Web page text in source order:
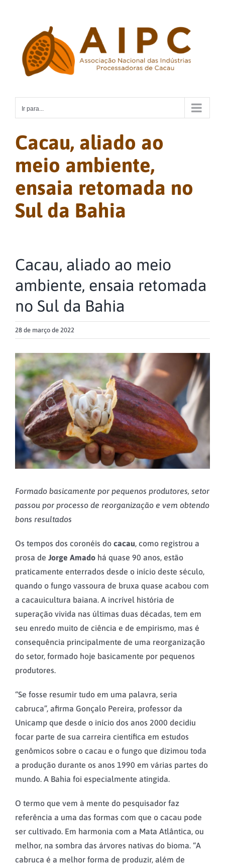
conteúdo
Ir para...
Cacau, aliado ao
meio ambiente,
ensaia retomada no
Sul da Bahia
Cacau, aliado ao meio
ambiente, ensaia retomada
no Sul da Bahia
28 de março de 2022
View
Larger
Image
Formado basicamente por pequenos produtores, setor
passou por processo de reorganização e vem obtendo
bons resultados
Os tempos dos coronéis do cacau, como registrou a
prosa de Jorge Amado há quase 90 anos, estão
praticamente enterrados desde o início deste século,
quando o fungo vassoura de bruxa quase acabou com
a cacauicultura baiana. A incrível história de
superação vivida nas últimas duas décadas, tem em
seu enredo muito de ciência e de empirismo, mas é
consequência principalmente de uma reorganização
do setor, formado hoje basicamente por pequenos
produtores.
“Se fosse resumir tudo em uma palavra, seria
cabruca”, afirma Gonçalo Pereira, professor da
Unicamp que desde o início dos anos 2000 decidiu
focar parte de sua carreira científica em estudos
genômicos sobre o cacau e o fungo que dizimou toda
a produção durante os anos 1990 em várias partes do
mundo. A Bahia foi especialmente atingida.
O termo que vem à mente do pesquisador faz
referência a uma das formas com que o cacau pode
ser cultivado. Em harmonia com a Mata Atlântica, ou
melhor, na sombra das árvores nativas do bioma. “A
cabruca é a melhor forma de produzir, além de